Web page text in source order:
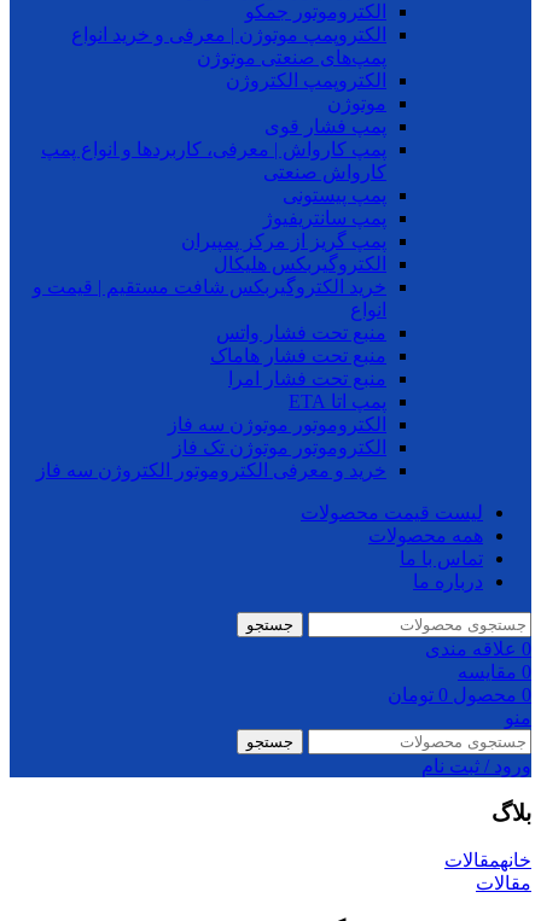
الکتروموتور جمکو
الکتروپمپ موتوژن | معرفی و خرید انواع
پمپ‌های صنعتی موتوژن
الکتروپمپ الکتروژن
موتوژن
پمپ فشار قوی
پمپ کارواش | معرفی، کاربردها و انواع پمپ
کارواش صنعتی
پمپ پیستونی
پمپ سانتریفیوژ
پمپ گریز از مرکز پمپیران
الکتروگیربکس هلیکال
خرید الکتروگیربکس شافت مستقیم | قیمت و
انواع
منبع تحت فشار واتس
منبع تحت فشار هاماک
منبع تحت فشار امرا
پمپ اتا ETA
الکتروموتور موتوژن سه فاز
الکتروموتور موتوژن تک فاز
خرید و معرفی الکتروموتور الکتروژن سه فاز
لیست قیمت محصولات
همه محصولات
تماس با ما
درباره ما
جستجو
0 علاقه مندی
0 مقایسه
0 محصول 0 تومان
منو
جستجو
ورود / ثبت نام
بلاگ
خانهمقالات
مقالات